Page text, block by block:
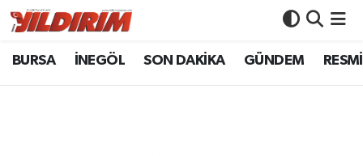
BURSA İNEGÖL SON DAKİKA GÜNDEM
BURSA
Bursa Nöbetçi Eczaneler